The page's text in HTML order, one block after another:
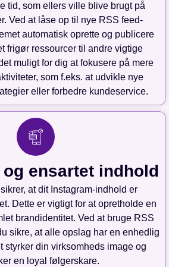
tid, som ellers ville blive brugt på
Ved at låse op til nye RSS feed-
automatisk oprette og publicere
frigør ressourcer til andre vigtige
muligt for dig at fokusere på mere
som f.eks. at udvikle nye
eller forbedre kundeservice.
ensartet indhold
at dit Instagram-indhold er
Dette er vigtigt for at opretholde en
brandidentitet. Ved at bruge RSS
sikre, at alle opslag har en enhedlig
styrker din virksomheds image og
en loyal følgerskare.